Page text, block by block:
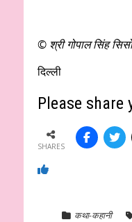
© श्री गोपाल सिंह
दिल्ली
Please share
SHARES
कथा-कहानी